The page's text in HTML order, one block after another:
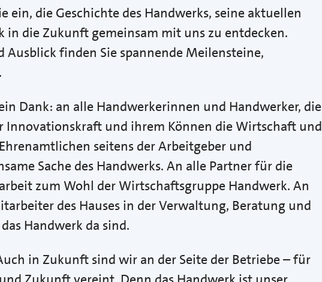
ein, die Geschichte des Handwerks, seine aktuellen
in die Zukunft gemeinsam mit uns zu entdecken.
Ausblick finden Sie spannende Meilensteine,
Dank: an alle Handwerkerinnen und Handwerker, die
Innovationskraft und ihrem Können die Wirtschaft und
seitens der Arbeitgeber und
Sache des Handwerks. An alle Partner für die
zum Wohl der Wirtschaftsgruppe Handwerk. An
des Hauses in der Verwaltung, Beratung und
Handwerk da sind.
in Zukunft sind wir an der Seite der Betriebe – für